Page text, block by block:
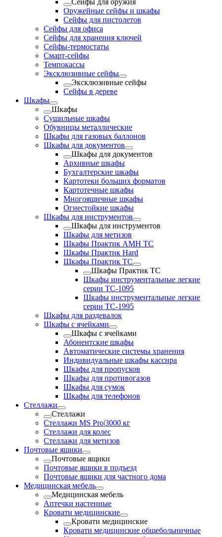
Оружейные сейфы и шкафы
Сейфы для пистолетов
Сейфы для офиса
Сейфы для хранения ключей
Сейфы-термостаты
Смарт-сейфы
Темпокассы
Эксклюзивные сейфы
Эксклюзивные сейфы
Сейфы в дереве
Шкафы
Шкафы
Cушильные шкафы
Обувницы металлические
Шкафы для газовых баллонов
Шкафы для документов
Шкафы для документов
Архивные шкафы
Бухгалтерские шкафы
Картотеки больших форматов
Картотечные шкафы
Многоящичные шкафы
Огнестойкие шкафы
Шкафы для инструментов
Шкафы для инструментов
Шкафы для метизов
Шкафы Практик AMH TC
Шкафы Практик Hard
Шкафы Практик TC
Шкафы Практик TC
Шкафы инструментальные легкие
серии TC-1095
Шкафы инструментальные легкие
серии TC-1995
Шкафы для раздевалок
Шкафы с ячейками
Шкафы с ячейками
Абонентские шкафы
Автоматические системы хранения
Индивидуальные шкафы кассира
Шкафы для пропусков
Шкафы для противогазов
Шкафы для сумок
Шкафы для телефонов
Стеллажи
Стеллажи
Стеллажи MS Pro|3000 кг
Стеллажи для колес
Стеллажи для метизов
Почтовые ящики
Почтовые ящики
Почтовые ящики в подъезд
Почтовые ящики для частного дома
Медицинская мебель
Медицинская мебель
Аптечки настенные
Кровати медицинские
Кровати медицинские
Кровати медицинские общебольничные